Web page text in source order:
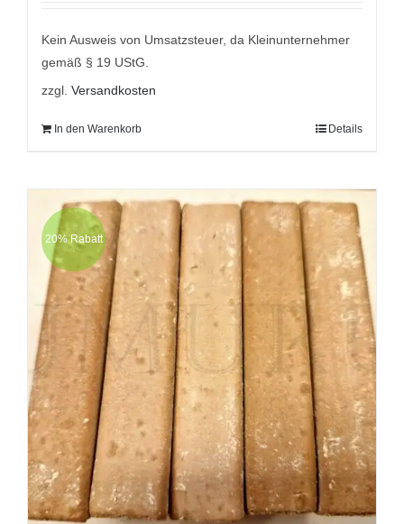
9,95 €
7,95 €.
Kein Ausweis von Umsatzsteuer, da Kleinunternehmer
gemäß § 19 UStG.
zzgl. Versandkosten
In den Warenkorb Details
20% Rabatt